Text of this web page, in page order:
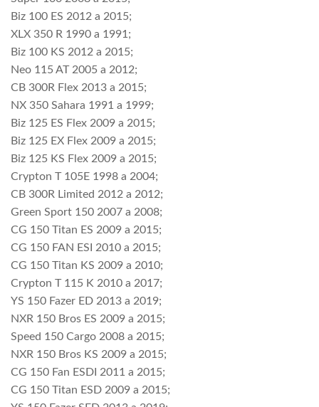
Biz 100 ES 2012 a 2015;
XLX 350 R 1990 a 1991;
Biz 100 KS 2012 a 2015;
Neo 115 AT 2005 a 2012;
CB 300R Flex 2013 a 2015;
NX 350 Sahara 1991 a 1999;
Biz 125 ES Flex 2009 a 2015;
Biz 125 EX Flex 2009 a 2015;
Biz 125 KS Flex 2009 a 2015;
Crypton T 105E 1998 a 2004;
CB 300R Limited 2012 a 2012;
Green Sport 150 2007 a 2008;
CG 150 Titan ES 2009 a 2015;
CG 150 FAN ESI 2010 a 2015;
CG 150 Titan KS 2009 a 2010;
Crypton T 115 K 2010 a 2017;
YS 150 Fazer ED 2013 a 2019;
NXR 150 Bros ES 2009 a 2015;
Speed 150 Cargo 2008 a 2015;
NXR 150 Bros KS 2009 a 2015;
CG 150 Fan ESDI 2011 a 2015;
CG 150 Titan ESD 2009 a 2015;